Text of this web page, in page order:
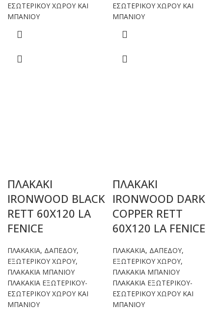
ΕΣΩΤΕΡΙΚΟΥ ΧΩΡΟΥ ΚΑΙ
ΜΠΑΝΙΟΥ
ΕΣΩΤΕΡΙΚΟΥ ΧΩΡΟΥ ΚΑΙ
ΜΠΑΝΙΟΥ
ΠΛΑΚΑΚΙ
IRONWOOD BLACK
RETT 60X120 LA
FENICE
ΠΛΑΚΑΚΙΑ, ΔΑΠΕΔΟΥ,
ΕΞΩΤΕΡΙΚΟΥ ΧΩΡΟΥ,
ΠΛΑΚΑΚΙΑ ΜΠΑΝΙΟΥ
ΠΛΑΚΑΚΙΑ ΕΞΩΤΕΡΙΚΟΥ-
ΕΣΩΤΕΡΙΚΟΥ ΧΩΡΟΥ ΚΑΙ
ΜΠΑΝΙΟΥ
ΠΛΑΚΑΚΙ
IRONWOOD DARK
COPPER RETT
60X120 LA FENICE
ΠΛΑΚΑΚΙΑ, ΔΑΠΕΔΟΥ,
ΕΞΩΤΕΡΙΚΟΥ ΧΩΡΟΥ,
ΠΛΑΚΑΚΙΑ ΜΠΑΝΙΟΥ
ΠΛΑΚΑΚΙΑ ΕΞΩΤΕΡΙΚΟΥ-
ΕΣΩΤΕΡΙΚΟΥ ΧΩΡΟΥ ΚΑΙ
ΜΠΑΝΙΟΥ